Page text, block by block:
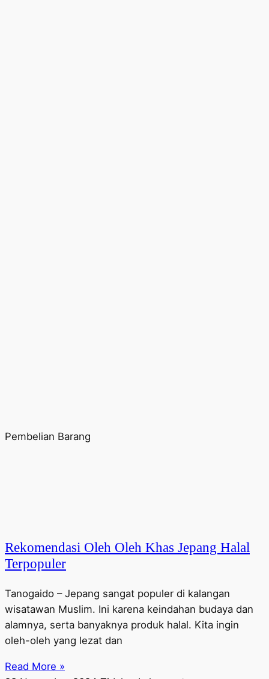
Pembelian Barang
Rekomendasi Oleh Oleh Khas Jepang Halal
Terpopuler
Tanogaido – Jepang sangat populer di kalangan
wisatawan Muslim. Ini karena keindahan budaya dan
alamnya, serta banyaknya produk halal. Kita ingin
oleh-oleh yang lezat dan
Read More »